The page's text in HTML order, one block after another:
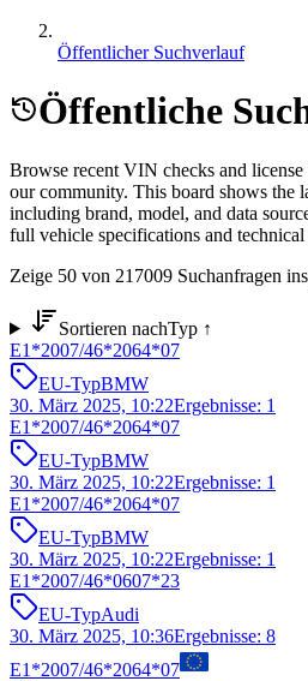
Öffentlicher Suchverlauf
Öffentliche
Browse recent VIN checks and
our community. This board shows the
including brand, model, and data
full vehicle specifications and technical
Zeige 50 von 217009 Suchanfragen
Sortieren nachTyp ↑
E1*2007/46*2064*07
EU-TypBMW
30. März 2025, 10:22Ergebnisse: 1
E1*2007/46*2064*07
EU-TypBMW
30. März 2025, 10:22Ergebnisse: 1
E1*2007/46*2064*07
EU-TypBMW
30. März 2025, 10:22Ergebnisse: 1
E1*2007/46*0607*23
EU-TypAudi
30. März 2025, 10:36Ergebnisse: 8
E1*2007/46*2064*07